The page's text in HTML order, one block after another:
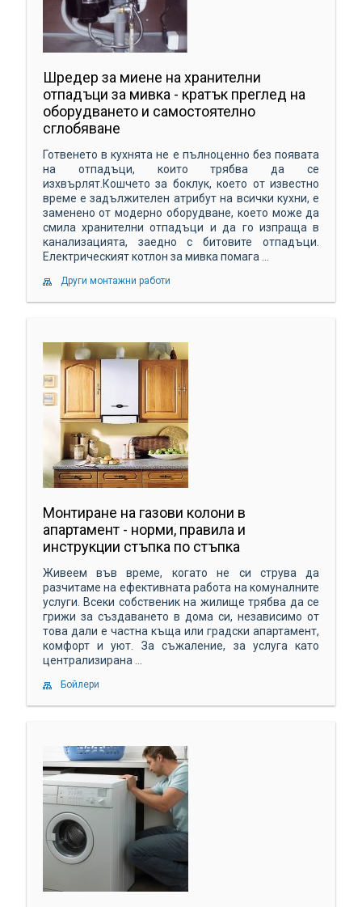
Шредер за миене на хранителни
отпадъци за мивка - кратък преглед на
оборудването и самостоятелно
сглобяване
Готвенето в кухнята не е пълноценно без появата
на отпадъци, които трябва да се
изхвърлят.Кошчето за боклук, което от известно
време е задължителен атрибут на всички кухни, е
заменено от модерно оборудване, което може да
смила хранителни отпадъци и да го изпраща в
канализацията, заедно с битовите отпадъци.
Електрическият котлон за мивка помага ...
Други монтажни работи
Монтиране на газови колони в
апартамент - норми, правила и
инструкции стъпка по стъпка
Живеем във време, когато не си струва да
разчитаме на ефективната работа на комуналните
услуги. Всеки собственик на жилище трябва да се
грижи за създаването в дома си, независимо от
това дали е частна къща или градски апартамент,
комфорт и уют. За съжаление, за услуга като
централизирана ...
Бойлери